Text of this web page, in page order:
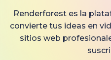
Renderforest es la
convierte tus ideas en
sitios web